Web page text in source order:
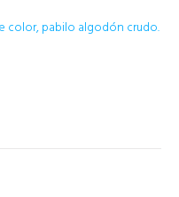
color, pabilo algodón crudo.